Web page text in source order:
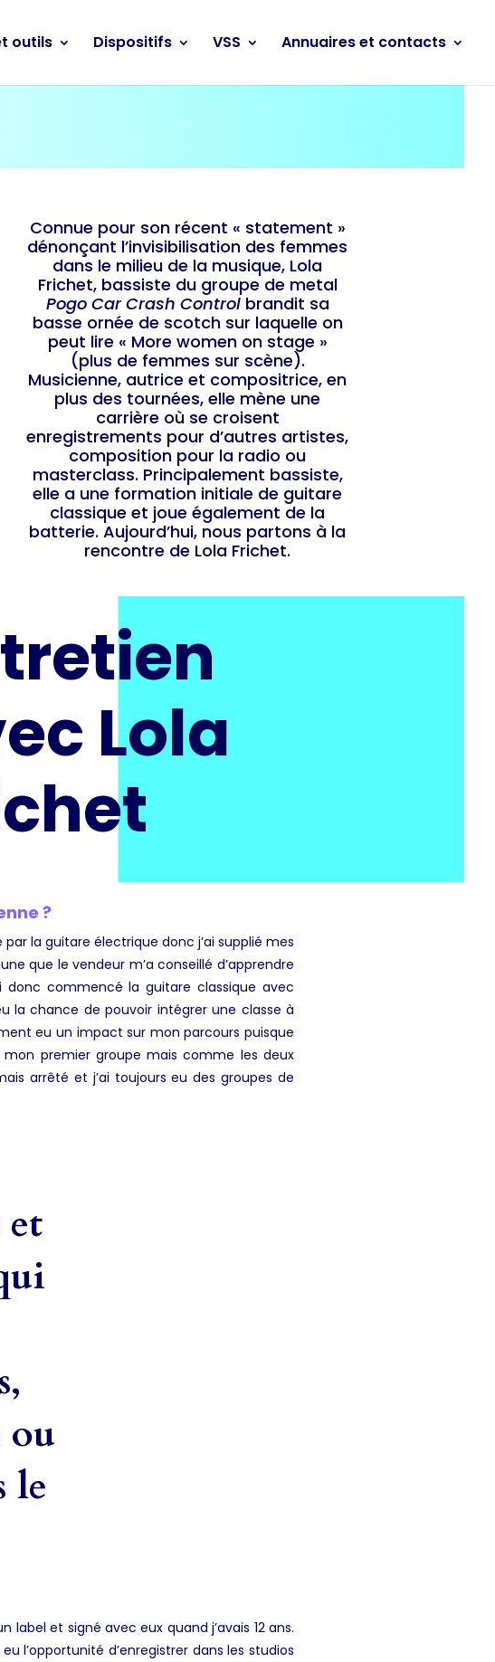
outils Dispositifs VSS Annuaires et contacts
Connue pour son récent « statement »
dénonçant l’invisibilisation des femmes
dans le milieu de la musique, Lola
Frichet, bassiste du groupe de metal
Pogo Car Crash Controlbrandit sa
basse ornée de scotch sur laquelle on
peut lire « More women on stage »
(plus de femmes sur scène).
Musicienne, autrice et compositrice, en
plus des tournées, elle mène une
carrière où se croisent
enregistrements pour d’autres artistes,
composition pour la radio ou
masterclass. Principalement bassiste,
elle a une formation initiale de guitare
classique et joue également de la
batterie. Aujourd’hui, nous partons à la
rencontre de Lola Frichet.
Lola
?
par la guitare électrique donc j’ai supplié mes
que le vendeur m’a conseillé d’apprendre
donc commencé la guitare classique avec
la chance de pouvoir intégrer une classe à
eu un impact sur mon parcours puisque
mon premier groupe mais comme les deux
arrêté et j’ai toujours eu des groupes de
et
ou
le
et signé avec eux quand j’avais 12 ans.
l’opportunité d’enregistrer dans les studios